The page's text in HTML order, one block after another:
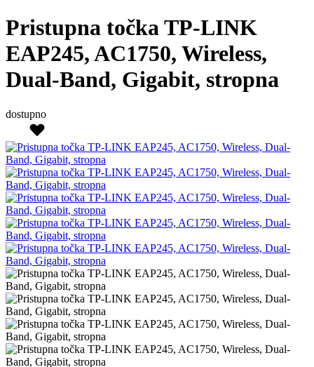
Pristupna točka TP-LINK
EAP245, AC1750, Wireless,
Dual-Band, Gigabit, stropna
dostupno